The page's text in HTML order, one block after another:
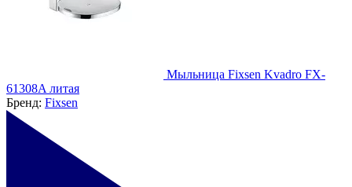
Мыльница Fixsen Kvadro FX-
61308A литая
Бренд: Fixsen